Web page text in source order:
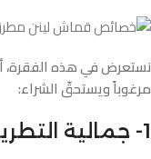
نستعرض في هذه الفقرة،
مرغوباً ويستحقّ الشراء:
1- جمالية التطريز